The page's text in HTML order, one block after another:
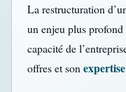
La restructuration
un enjeu plus
capacité de
offres et son expertise